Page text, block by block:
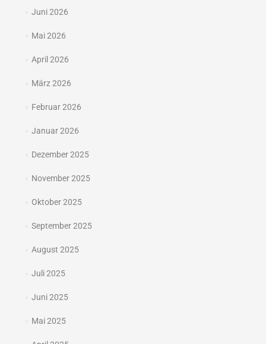
Juni 2026
Mai 2026
April 2026
März 2026
Februar 2026
Januar 2026
Dezember 2025
November 2025
Oktober 2025
September 2025
August 2025
Juli 2025
Juni 2025
Mai 2025